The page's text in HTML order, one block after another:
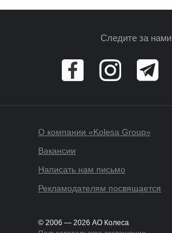
Следите за нами
О компании «Kolesa Group»
Вакансии
Написать нам письмо
Рекламодателям посвящается
© 2006 — 2026 АО Колеса